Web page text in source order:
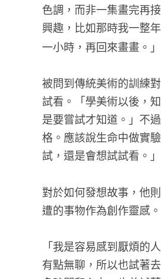
色調，而非一集畫完再
興趣，比如那時我一整
一小時，再回來畫畫。」
被問到傳統美術的訓練
試看。「學美術以後，
是要嘗試才知道。」不
格。應該說生命中做實
試，還是會想試試看。」
對於如何發想故事，他
遭的事物作為創作靈感
「我是容易感到厭煩的
有點無聊，所以也試著